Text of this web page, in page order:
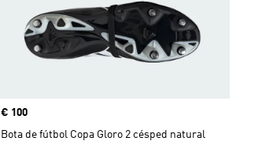
Precio
€ 100
Bota de fútbol Copa Gloro 2 césped natural